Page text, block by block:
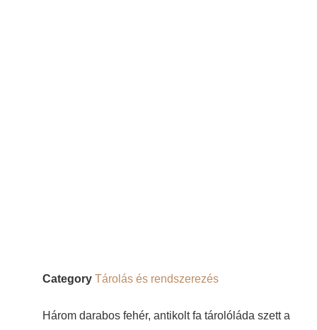
Category Tárolás és rendszerezés
Három darabos fehér, antikolt fa tárolóláda szett a